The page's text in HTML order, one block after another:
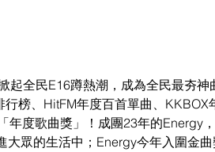
起全民E16蹲熱潮，成為全民最夯
榜、HitFM年度百首單曲、KKBOX
年度歌曲獎」！成團23年的Energy
眾的生活中；Energy今年入圍金